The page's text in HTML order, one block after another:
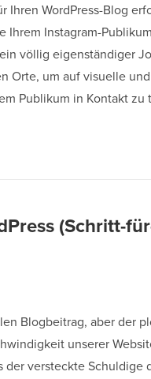
Ihren WordPress-Blog
Ihrem Instagram-
völlig eigenständiger
Orte, um auf visuelle und
Publikum in Kontakt zu
(Schritt-
Blogbeitrag, aber der
unserer
der versteckte Schuldige